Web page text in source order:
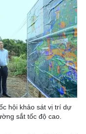
hội khảo sát vị trí dự
sắt tốc độ cao.